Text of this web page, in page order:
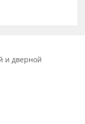
и дверной